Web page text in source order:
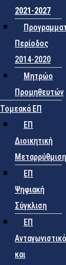
2021-2027
Περίοδος
2014-2020
Μητρώο
Προμηθευτών
Τομεακά ΕΠ
ΕΠ
Διοικητική
Μεταρρύθμιση
ΕΠ
Ψηφιακή
Σύγκλιση
ΕΠ
και